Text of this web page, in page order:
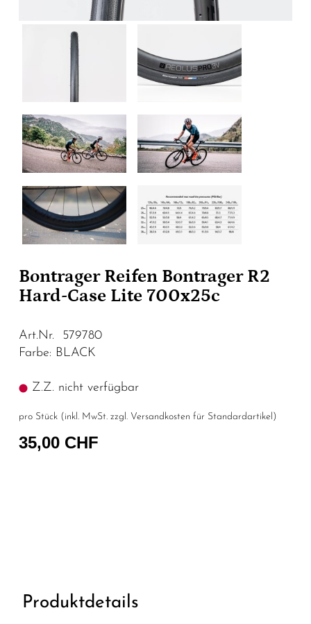
Bontrager Reifen Bontrager R2
Hard-Case Lite 700x25c
Art.Nr. 579780
Farbe: BLACK
Z.Z. nicht verfügbar
pro Stück (inkl. MwSt. zzgl. Versandkosten für Standardartikel )
35,00 CHF
Produktdetails